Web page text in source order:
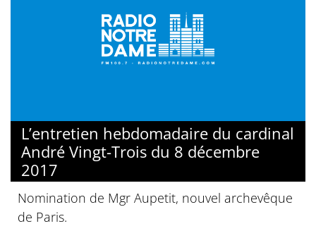
L’entretien hebdomadaire du cardinal
André Vingt-Trois du 8 décembre
2017
Nomination de Mgr Aupetit, nouvel archevêque
de Paris.